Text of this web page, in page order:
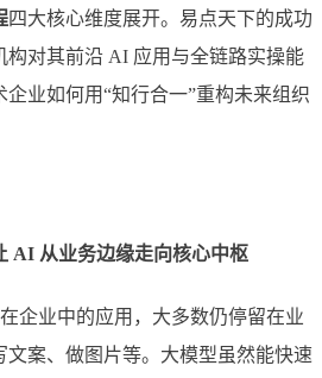
四大核心维度展开。易点天下的成功
构对其前沿 AI 应用与全链路实操能
业如何用“知行合一”重构未来组织
AI 从业务边缘走向核心中枢
企业中的应用，大多数仍停留在业
文案、做图片等。大模型虽然能快速